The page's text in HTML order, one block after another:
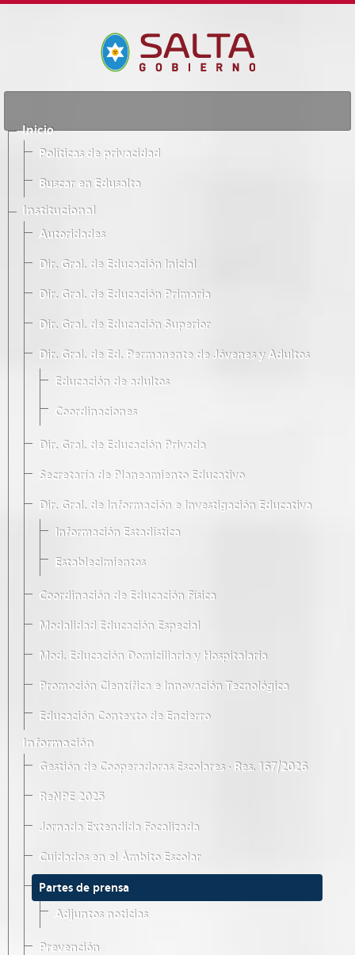
Inicio
Políticas de privacidad
Buscar en Edusalta
Institucional
Autoridades
Dir. Gral. de Educación Inicial
Dir. Gral. de Educación Primaria
Dir. Gral. de Educación Superior
Dir. Gral. de Ed. Permanente de Jóvenes y Adultos
Educación de adultos
Coordinaciones
Dir. Gral. de Educación Privada
Secretaría de Planeamiento Educativo
Dir. Gral. de Información e Investigación Educativa
Información Estadística
Establecimientos
Coordinación de Educación Física
Modalidad Educación Especial
Mod. Educación Domiciliaria y Hospitalaria
Promoción Científica e Innovación Tecnológica
Educación Contexto de Encierro
Información
Gestión de Cooperadoras Escolares · Res. 167/2026
ReNPE 2025
Jornada Extendida Focalizada
Cuidados en el Ámbito Escolar
Partes de prensa
Adjuntos noticias
Prevención